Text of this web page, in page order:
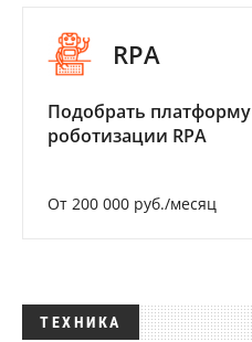
RPA
Подобрать платформу
роботизации RPA
От 200 000 руб./месяц
ТЕХНИКА